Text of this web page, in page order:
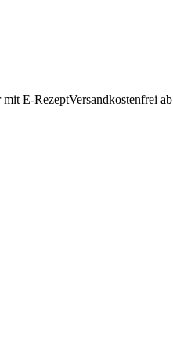
mit E-RezeptVersandkostenfrei